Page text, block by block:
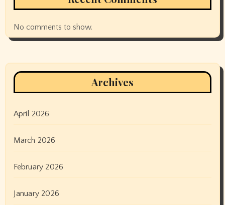
No comments to show.
Archives
April 2026
March 2026
February 2026
January 2026